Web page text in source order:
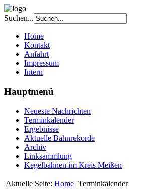
Suchen...
Home
Kontakt
Anfahrt
Impressum
Intern
Hauptmenü
Neueste Nachrichten
Terminkalender
Ergebnisse
Aktuelle Bahnrekorde
Archiv
Linksammlung
Kegelbahnen im Kreis Meißen
Aktuelle Seite: Home Terminkalender